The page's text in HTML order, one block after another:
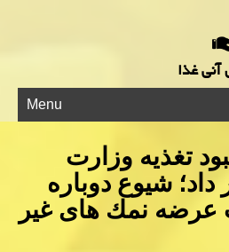
آنی غذا
Menu
تغذیه وزارت
شیوع دوباره
عرضه نمك های غیر